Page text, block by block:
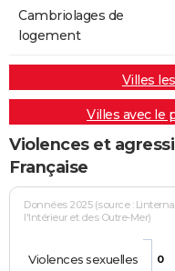
Cambriolages de
logement
Villes
Villes avec le
Violences et
Française
Données 2025 (source :
l'Intérieur et des Outre-Mer)
0
Violences sexuelles